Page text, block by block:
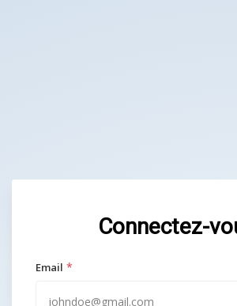
Connectez-
Email *